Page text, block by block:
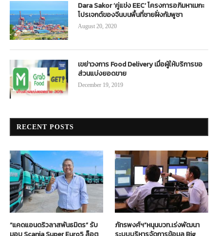
Dara Sakor ‘คู่แข่ง EEC’ โครงการอภิมหาเมกะ
โปรเจกต์ของจีนบนพื้นที่ชายฝั่งกัมพูชา
August 20, 2020
เขย่าวงการ Food Delivery เมื่อผู้ให้บริการขอ
ส่วนแบ่งยอดขาย
December 19, 2019
RECENT POSTS
“แคดแอนดริวลาสพันธมิตร” รับ
ภัทรพงศ์ฯ”หนุนบวท.เร่งพัฒนา